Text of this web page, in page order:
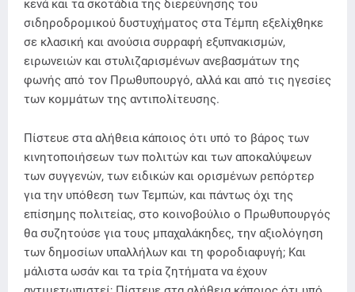
κενά και τα σκοτάδια της διερεύνησης του
σιδηροδρομικού δυστυχήματος στα Τέμπη εξελίχθηκε
σε κλασική και ανούσια συρραφή εξυπνακισμών,
ειρωνειών και στυλιζαρισμένων ανεβασμάτων της
φωνής από τον Πρωθυπουργό, αλλά και από τις ηγεσίες
των κομμάτων της αντιπολίτευσης.
Πίστευε στα αλήθεια κάποιος ότι υπό το βάρος των
κινητοποιήσεων των πολιτών και των αποκαλύψεων
των συγγενών, των ειδικών και ορισμένων ρεπόρτερ
για την υπόθεση των Τεμπών, και πάντως όχι της
επίσημης πολιτείας, στο κοινοβούλιο ο Πρωθυπουργός
θα συζητούσε για τους μπαχαλάκηδες, την αξιολόγηση
των δημοσίων υπαλλήλων και τη φοροδιαφυγή; Και
μάλιστα ωσάν και τα τρία ζητήματα να έχουν